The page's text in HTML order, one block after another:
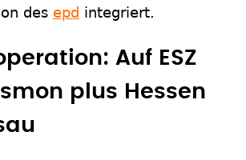
des epd integriert.
Auf ESZ
plus Hessen